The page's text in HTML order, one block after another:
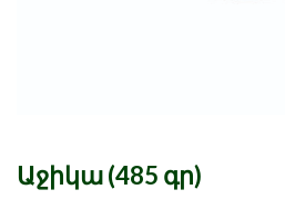
Աջիկա (485 գր)